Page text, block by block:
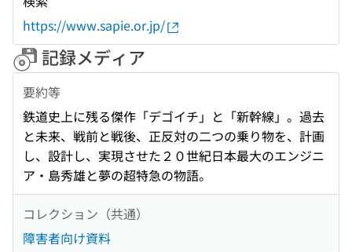
https://www.sapie.or.jp/
記録メディア
要約等
鉄道史上に残る傑作「デゴイチ」と「新幹線」。過去
と未来、戦前と戦後、正反対の二つの乗り物を、計画
し、設計し、実現させた２０世紀日本最大のエンジニ
ア・島秀雄と夢の超特急の物語。
コレクション（共通）
障害者向け資料